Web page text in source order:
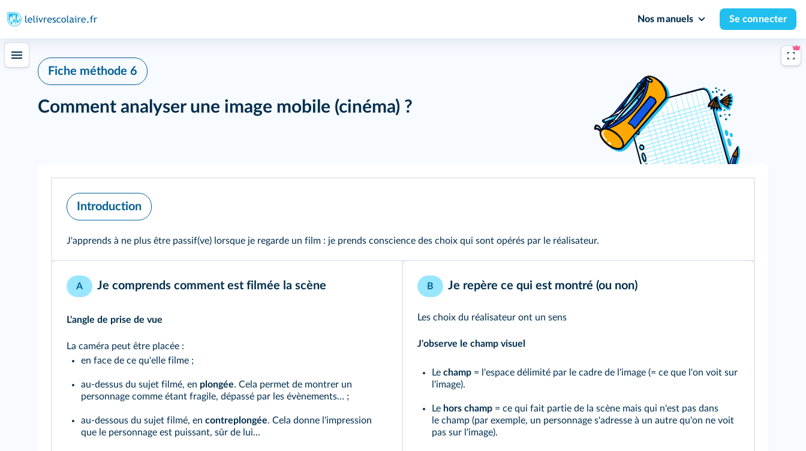
Nos manuels
Se connecter
Fiche méthode 6
Comment analyser une image mobile (cinéma) ?
Introduction
J'apprends à ne plus être passif(ve) lorsque je regarde un film : je prends conscience des choix qui sont opérés par le réalisateur.
A Je comprends comment est filmée la scène
L'angle de prise de vue
La caméra peut être placée :
en face de ce qu'elle filme ;
au-dessus du sujet filmé, en plongée. Cela permet de montrer un
personnage comme étant fragile, dépassé par les évènements… ;
au-dessous du sujet filmé, en contreplongée. Cela donne l'impression
que le personnage est puissant, sûr de lui...
B Je repère ce qui est montré (ou non)
Les choix du réalisateur ont un sens
J'observe le champ visuel
Le champ = l'espace délimité par le cadre de l'image (= ce que l'on voit sur
l'image).
Le hors champ = ce qui fait partie de la scène mais qui n'est pas dans
le champ (par exemple, un personnage s'adresse à un autre qu'on ne voit
pas sur l'image).